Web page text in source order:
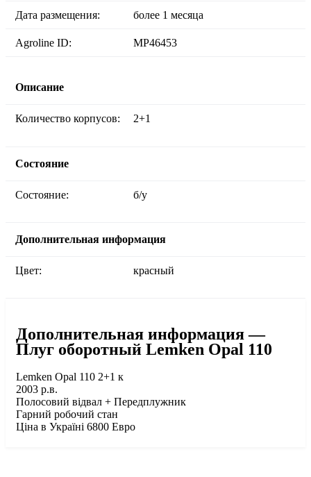
Дата размещения: более 1 месяца
Agroline ID: MP46453
Описание
Количество корпусов: 2+1
Состояние
Состояние: б/у
Дополнительная информация
Цвет: красный
Дополнительная информация —
Плуг оборотный Lemken Opal 110
Lemken Opal 110 2+1 к
2003 р.в.
Полосовий відвал + Передплужник
Гарний робочий стан
Ціна в Україні 6800 Евро